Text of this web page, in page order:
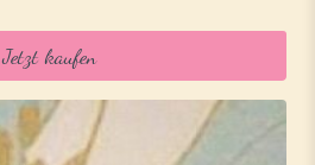
Jetzt kaufen